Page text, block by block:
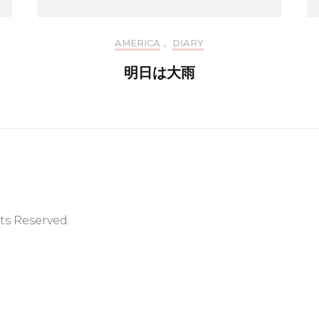
AMERICA , DIARY
明日は大雨
Reserved.